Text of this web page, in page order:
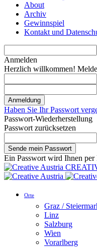
About
Archiv
Gewinnspiel
Kontakt und
Anmelden
Herzlich willkommen!
Haben Sie Ihr Passwort
Passwort-Wiederherstellung
Passwort zurücksetzen
Ein Passwort wird Ihnen per
Orte
Graz /
Linz
Salzburg
Wien
Vorarlberg